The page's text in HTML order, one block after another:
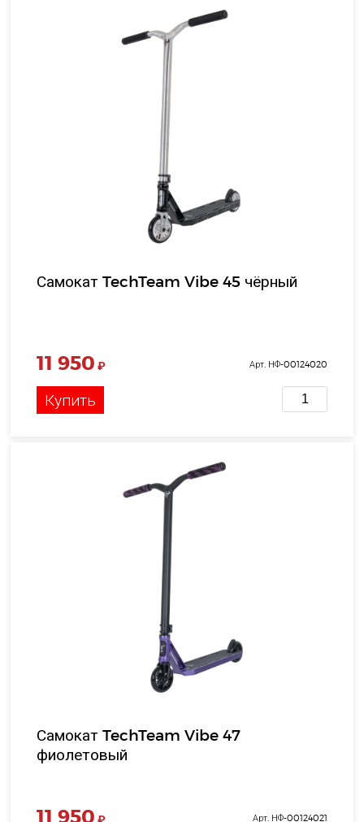
Самокат TechTeam Vibe 45 чёрный
11 950 ₽ Арт. НФ-00124020
Купить
Самокат TechTeam Vibe 47
фиолетовый
11 950 ₽ Арт. НФ-00124021